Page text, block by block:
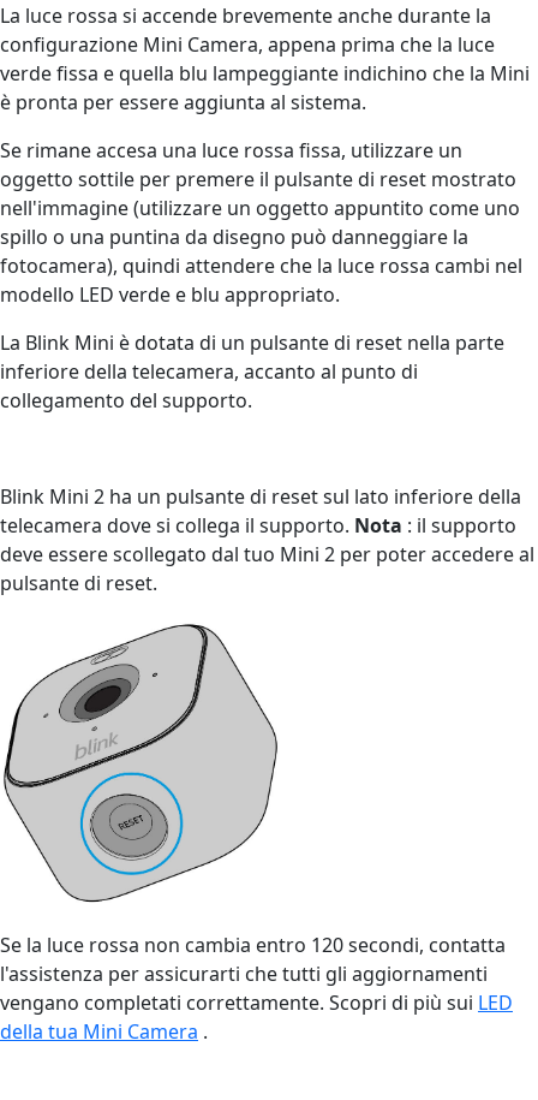
La luce rossa si accende brevemente anche durante la
configurazione Mini Camera, appena prima che la luce
verde fissa e quella blu lampeggiante indichino che la Mini
è pronta per essere aggiunta al sistema.
Se rimane accesa una luce rossa fissa, utilizzare un
oggetto sottile per premere il pulsante di reset mostrato
nell'immagine (utilizzare un oggetto appuntito come uno
spillo o una puntina da disegno può danneggiare la
fotocamera), quindi attendere che la luce rossa cambi nel
modello LED verde e blu appropriato.
La Blink Mini è dotata di un pulsante di reset nella parte
inferiore della telecamera, accanto al punto di
collegamento del supporto.
Blink Mini 2 ha un pulsante di reset sul lato inferiore della
telecamera dove si collega il supporto. Nota : il supporto
deve essere scollegato dal tuo Mini 2 per poter accedere al
pulsante di reset.
Se la luce rossa non cambia entro 120 secondi, contatta
l'assistenza per assicurarti che tutti gli aggiornamenti
vengano completati correttamente. Scopri di più sui LED
della tua Mini Camera .